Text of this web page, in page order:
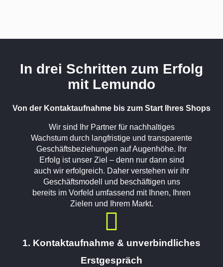
In drei Schritten zum Erfolg
mit Lemundo
Von der Kontaktaufnahme bis zum Start Ihres Shops
Wir sind Ihr Partner für nachhaltiges
Wachstum durch langfristige und transparente
Geschäftsbeziehungen auf Augenhöhe. Ihr
Erfolg ist unser Ziel – denn nur dann sind
auch wir erfolgreich. Daher verstehen wir ihr
Geschäftsmodell und beschäftigen uns
bereits im Vorfeld umfassend mit Ihnen, Ihren
Zielen und Ihrem Markt.
1. Kontaktaufnahme & unverbindliches
Erstgespräch